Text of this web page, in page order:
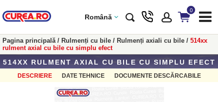
Română
0
Pagina principală/ Rulmenți cu bile / Rulmenți axiali cu bile / 514xx
rulment axial cu bile cu simplu efect
514XX RULMENT AXIAL CU BILE CU SIMPLU EFECT
DESCRIERE DATE TEHNICE DOCUMENTE DESCĂRCABILE